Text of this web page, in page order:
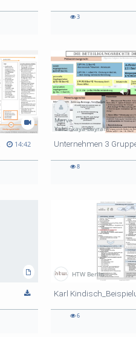
3
14:42
Merve
Yalcinkaya-Bayram
8
HTW Berlin
6